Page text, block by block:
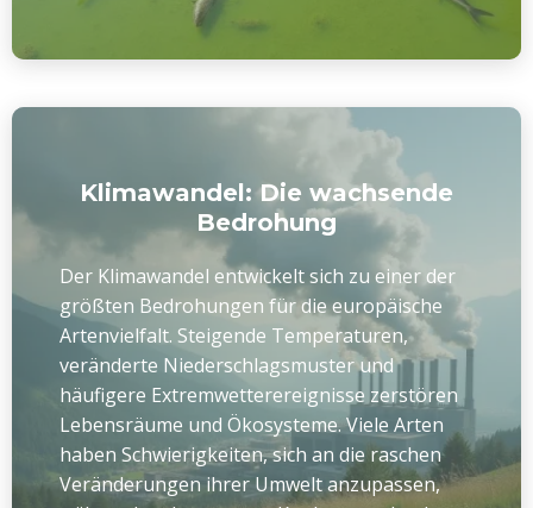
Klimawandel: Die wachsende
Bedrohung
Der Klimawandel entwickelt sich zu einer der
größten Bedrohungen für die europäische
Artenvielfalt. Steigende Temperaturen,
veränderte Niederschlagsmuster und
häufigere Extremwetterereignisse zerstören
Lebensräume und Ökosysteme. Viele Arten
haben Schwierigkeiten, sich an die raschen
Veränderungen ihrer Umwelt anzupassen,